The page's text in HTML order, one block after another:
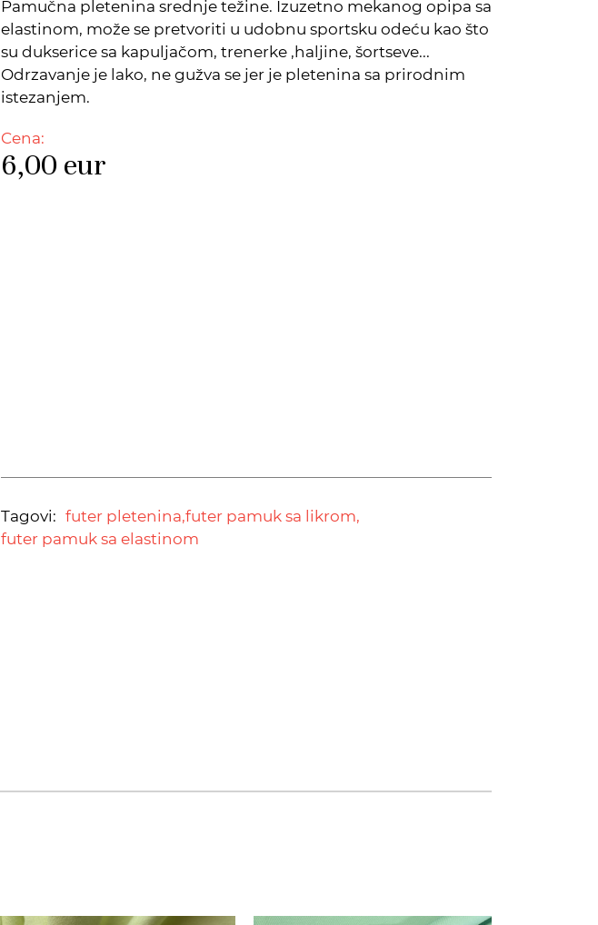
Pamučna pletenina srednje težine. Izuzetno mekanog opipa sa
elastinom, može se pretvoriti u udobnu sportsku odeću kao što
su dukserice sa kapuljačom, trenerke ,haljine, šortseve...
Odrzavanje je lako, ne gužva se jer je pletenina sa prirodnim
istezanjem.
Cena:
6,00 eur
Tagovi: futer pletenina,futer pamuk sa likrom,
futer pamuk sa elastinom